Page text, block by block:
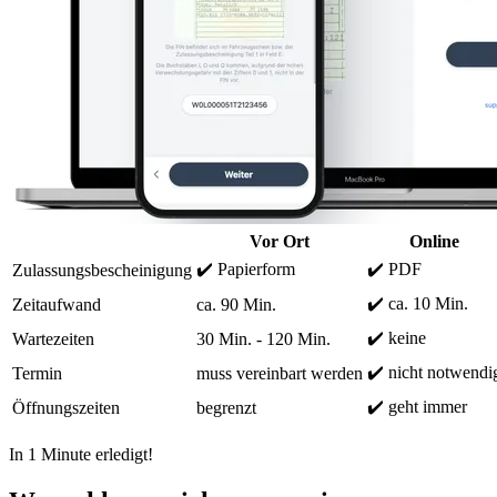
Vor Ort
Online
Zulassungsbescheinigung ✔️ Papierform
✔️ PDF
Zeitaufwand
ca. 90 Min.
✔️ ca. 10 Min.
Wartezeiten
30 Min. - 120 Min.
✔️ keine
Termin
muss vereinbart werden ✔️ nicht
Öffnungszeiten
begrenzt ✔️ geht immer
In 1 Minute erledigt!